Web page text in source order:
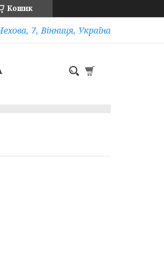
Кошик
7, Вінниця, Україна